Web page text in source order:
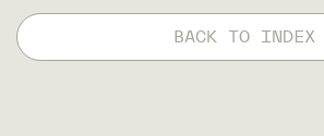
BACK TO INDEX